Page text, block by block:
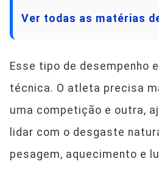
Ver todas as matérias
Esse tipo de desempenho
técnica. O atleta precisa
uma competição e outra,
lidar com o desgaste
pesagem, aquecimento e